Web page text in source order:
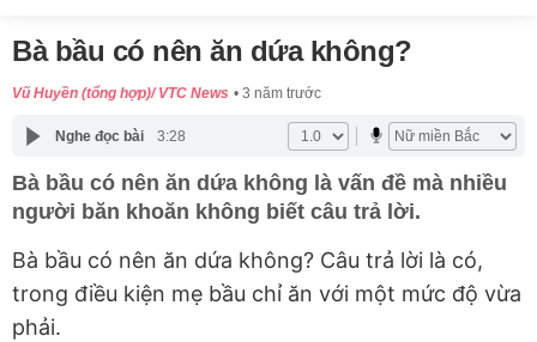
Bà bầu có nên ăn dứa không?
Vũ Huyền (tổng hợp)/ VTC News 3 năm trước
Nghe đọc bài 3:28
Bà bầu có nên ăn dứa không là vấn đề mà nhiều
người băn khoăn không biết câu trả lời.
Bà bầu có nên ăn dứa không? Câu trả lời là có,
trong điều kiện mẹ bầu chỉ ăn với một mức độ vừa
phải.